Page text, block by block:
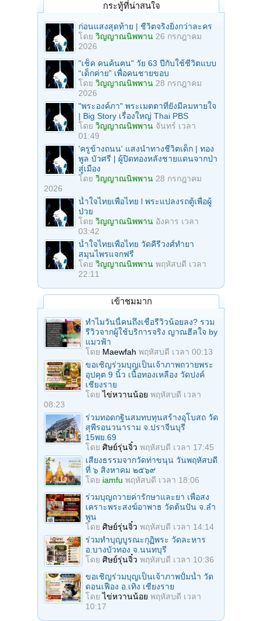
กระทู้ที่น่าสนใจ
ก่อนแสงสุดท้าย | ชีวิตจริงยิ่งกว่าละคร
โดย วิญญาณนิพพาน 26 กรกฎาคม
2026
"เช็ค คนค้นฅน" วัย 63 ปีกับใช้ชีวิตแบบ
“เด็กค่าย” เพื่อคนชายขอบ
โดย วิญญาณนิพพาน 28 กรกฎาคม
2026
"พระองค์ภา" พระเมตตาที่ยังมีลมหายใจ
| Big Story เรื่องใหญ่ Thai PBS
โดย วิญญาณนิพพาน จันทร์ เวลา
01:49
'ครูข้างถนน' แสงนำทางชีวิตเด็ก | ทอง
พูล บัวศรี | ผู้ปิดทองหลังชายแดนจากป่า
สู่เมือง
โดย วิญญาณนิพพาน 28 กรกฎาคม
2026
น้ำใจไทยเพื่อไทย l พระแปลงรถตู้เพื่อผู้
ป่วย
โดย วิญญาณนิพพาน อังคาร เวลา
03:42
น้ำใจไทยเพื่อไทย วัดคีรีวงศ์ทำยา
สมุนไพรแจกฟรี
โดย วิญญาณนิพพาน พฤหัสบดี เวลา
22:11
เข้าชมมาก
ทำไมวันนี้คนถึงเชื่อรีวิวน้อยลง? รวม
รีวิวจากผู้ใช้บริการจริง ญาณฮีลใจ by
แมวฟ้า
โดย Maewfah พฤหัสบดี เวลา 00:13
ขอเชิญร่วมบุญเป็นเจ้าภาพถวายพระ
อุปคุต 9 นิ้ว เนื้อทองเหลือง วัดปงค์
เชียงราย
โดยไข่หวานน้อย พฤหัสบดี เวลา
08:23
ร่วมทอดกฐินสมทบทุนสร้างอุโบสถ วัด
สุพีรอนวนาราม จ.ปราจีนบุรี
15พย.69
โดย ศิษย์รุ่นจิ๋ว พฤหัสบดี เวลา 17:45
เสียงธรรมจากวัดท่าขนุน วันพฤหัสบดี
ที่ ๖ สิงหาคม ๒๕๖๙
โดย iamfu พฤหัสบดี เวลา 18:06
ร่วมบุญถวายค่ารักษาและยา เพื่อสง
เคราะพระสงฆ์อาพาธ วัดต้นปัน จ.ลํา
พูน
โดย ศิษย์รุ่นจิ๋ว พฤหัสบดี เวลา 14:14
ร่วมทําบุญบูรณะกุฏิพระ วัดละหาร
อ.บางบัวทอง จ.นนทบุรี
โดย ศิษย์รุ่นจิ๋ว พฤหัสบดี เวลา 10:36
ขอเชิญร่วมบุญเป็นเจ้าภาพปั้มน้ำ วัด
ดอนเฟือง อ.เทิง เชียงราย
โดยไข่หวานน้อย พฤหัสบดี เวลา
10:17